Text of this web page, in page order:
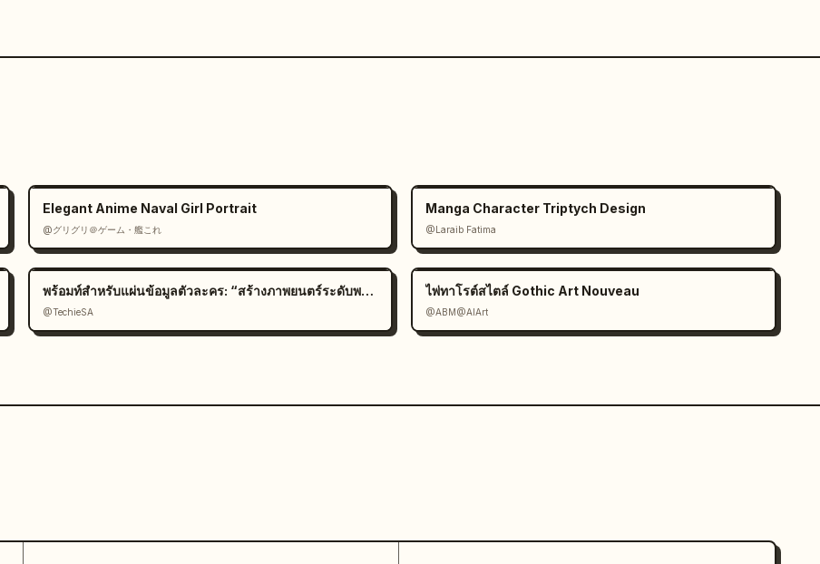
Elegant Anime Naval Girl Portrait
@グリグリ＠ゲーム・艦これ
Manga Character Triptych Design
@Laraib Fatima‎
พร้อมท์สำหรับแผ่นข้อมูลตัวละคร: “สร้างภาพยนตร์ระดับพรีเมียม
@TechieSA
ไพ่ทาโรต์สไตล์ Gothic Art Nouveau
@ABM@AIArt